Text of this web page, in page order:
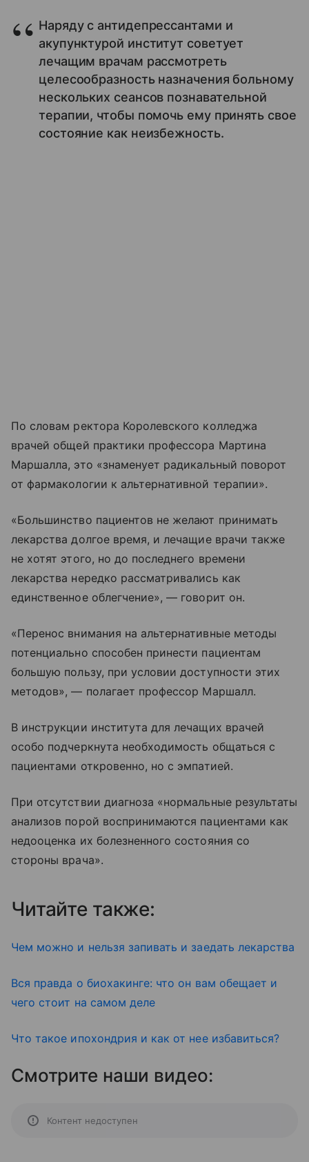
Наряду с антидепрессантами и
акупунктурой институт советует
лечащим врачам рассмотреть
целесообразность назначения больному
нескольких сеансов познавательной
терапии, чтобы помочь ему принять свое
состояние как неизбежность.
По словам ректора Королевского колледжа
врачей общей практики профессора Мартина
Маршалла, это «знаменует радикальный поворот
от фармакологии к альтернативной терапии».
«Большинство пациентов не желают принимать
лекарства долгое время, и лечащие врачи также
не хотят этого, но до последнего времени
лекарства нередко рассматривались как
единственное облегчение», — говорит он.
«Перенос внимания на альтернативные методы
потенциально способен принести пациентам
большую пользу, при условии доступности этих
методов», — полагает профессор Маршалл.
В инструкции института для лечащих врачей
особо подчеркнута необходимость общаться с
пациентами откровенно, но с эмпатией.
При отсутствии диагноза «нормальные результаты
анализов порой воспринимаются пациентами как
недооценка их болезненного состояния со
стороны врача».
Читайте также:
Чем можно и нельзя запивать и заедать лекарства
Вся правда о биохакинге: что он вам обещает и
чего стоит на самом деле
Что такое ипохондрия и как от нее избавиться?
Смотрите наши видео:
Контент недоступен